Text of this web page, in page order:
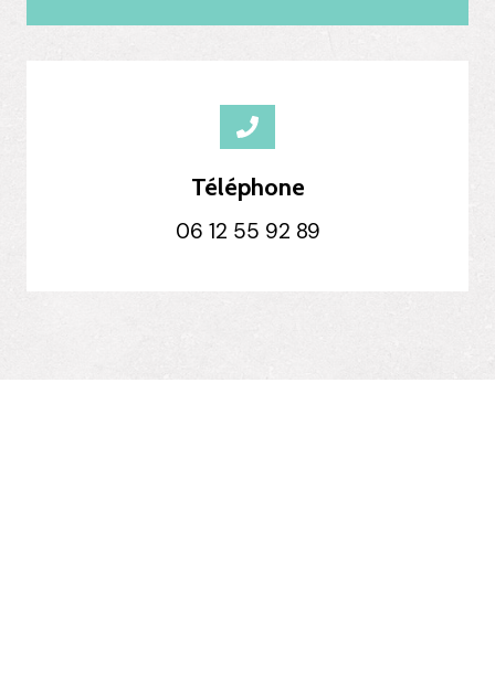
Téléphone
06 12 55 92 89